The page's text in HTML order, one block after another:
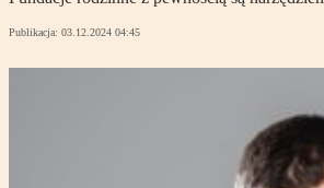
Publikacja: 03.12.2024 04:45